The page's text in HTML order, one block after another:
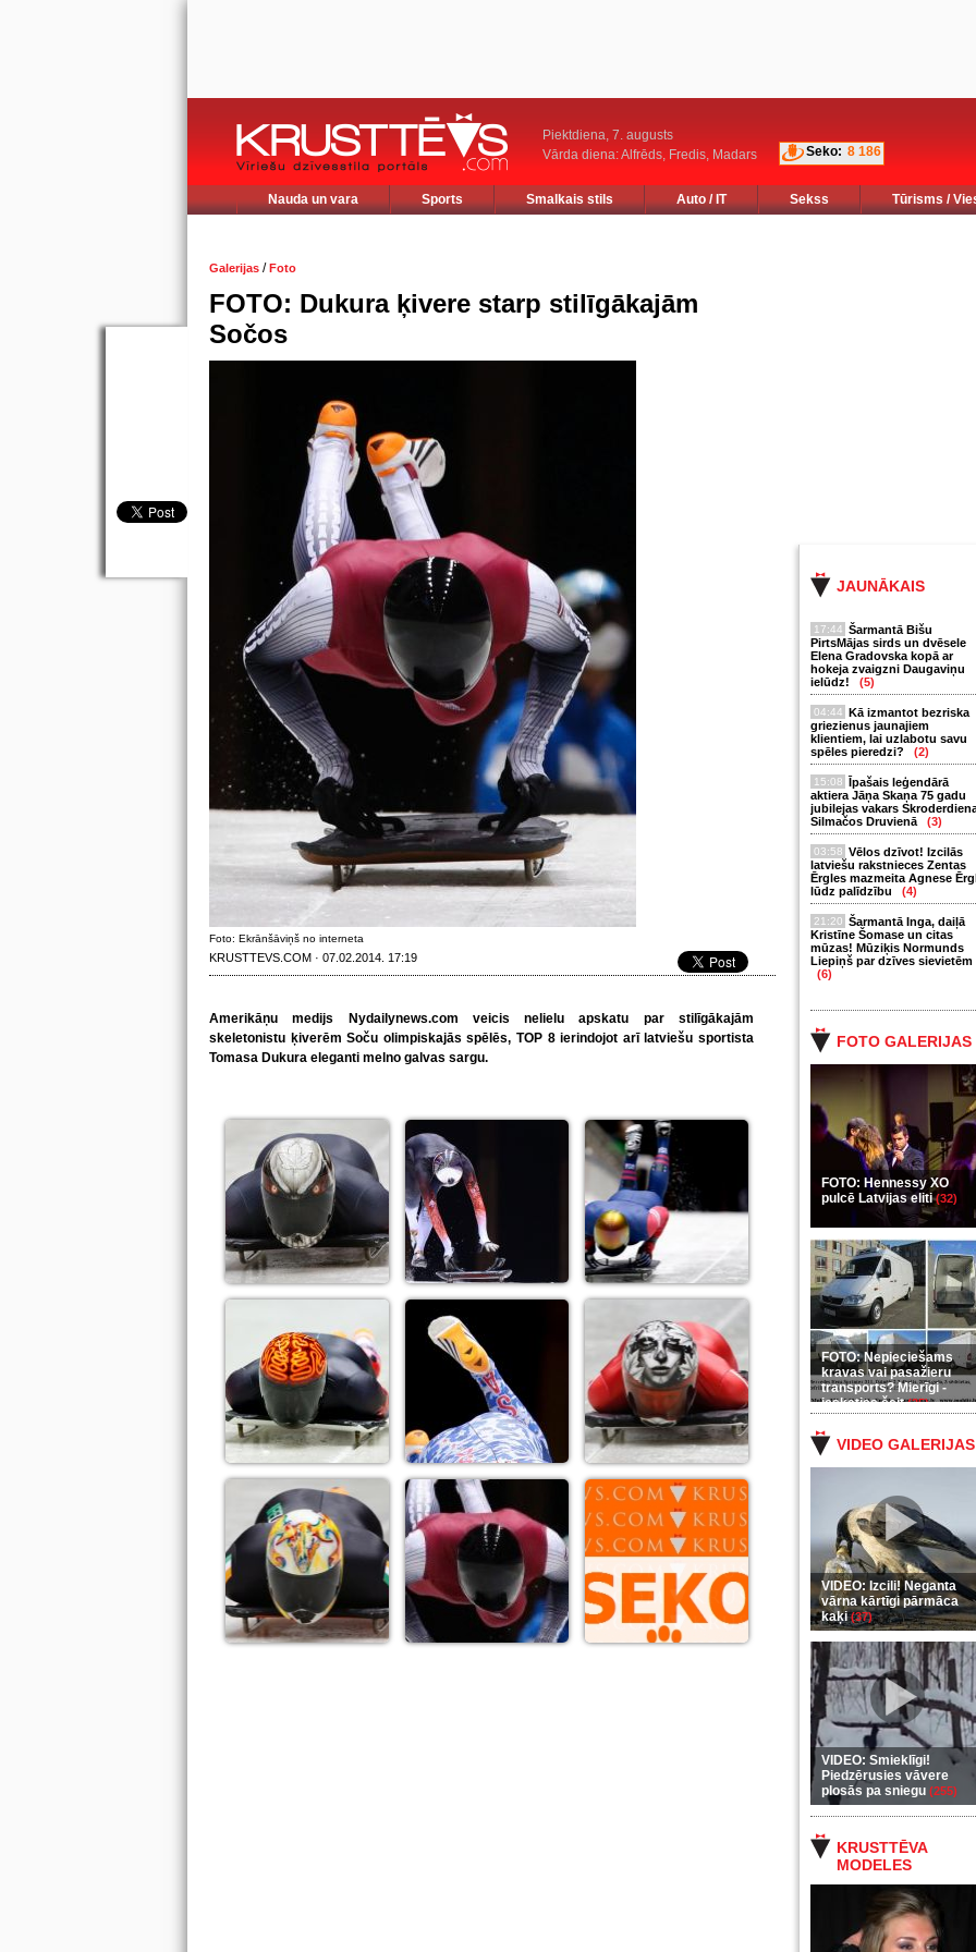
Piektdiena, 7. augusts
Vārda diena: Alfrēds, Fredis, Madars
Seko: 8 186
Nauda un vara Sports Smalkais stils Auto / IT Sekss Tūrisms /
JAUNĀKAIS
17:44 Šarmantā Bišu
PirtsMājas sirds un dvēsele
Elena Gradovska kopā ar
hokeja zvaigzni Daugaviņu
ielūdz!
(5)
04:44 Kā izmantot bezriska
griezienus jaunajiem
klientiem, lai uzlabotu savu
spēles pieredzi?
(2)
15:08 Īpašais leģendārā
aktiera Jāņa Skaņa 75 gadu
jubilejas vakars
Silmačos Druvienā
(3)
03:58 Vēlos dzīvot! Izcilās
latviešu rakstnieces Zentas
Ērgles mazmeita Agnese
lūdz palīdzību
(4)
21:20 Šarmantā Inga, daiļā
Kristīne Šomase un citas
mūzas! Mūziķis Normunds
Liepiņš par dzīves sievietēm
(6)
FOTO GALERIJAS
FOTO: Hennessy XO
pulcē Latvijas eliti(32)
FOTO: Nepieciešams
kravas vai pasažieru
transports? Mierīgi -
ieskaties šeit(35)
VIDEO GALERIJAS
VIDEO: Izcili! Neganta
vārna kārtīgi pārmāca
kaķi(37)
VIDEO: Smieklīgi!
Piedzērusies vāvere
plosās pa sniegu (255)
KRUSTTĒVA
MODELES
Galerijas /Foto
FOTO: Dukura ķivere starp stilīgākajām
Sočos
Foto: Ekrānšāviņš no interneta
KRUSTTEVS.COM · 07.02.2014. 17:19
Amerikāņu medijs Nydailynews.com veicis nelielu apskatu par stilīgākajām
skeletonistu ķiverēm Soču olimpiskajās spēlēs, TOP 8 ierindojot arī latviešu sportista
Tomasa Dukura eleganti melno galvas sargu.